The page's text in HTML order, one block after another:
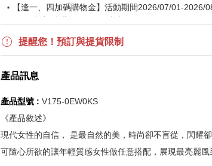
【逢一、四加碼購物金】活動期間2026/07/01-2026/
活動詳情請參見
實際折扣金額以系統顯示為準
《網站活動限制說明》
提醒您！預訂與提貨限制
產品訊息
產品型號 : V175-0EW0KS
《產品敘述》
現代女性的自信， 是最自然的美，時尚卻不盲從，閃耀
可隨心所欲的讓年輕質感女性做任意搭配，展現最亮麗風